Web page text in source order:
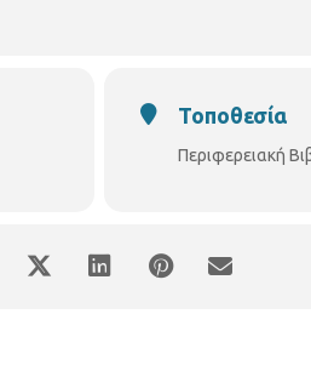
Τοποθεσία
Περιφερειακή